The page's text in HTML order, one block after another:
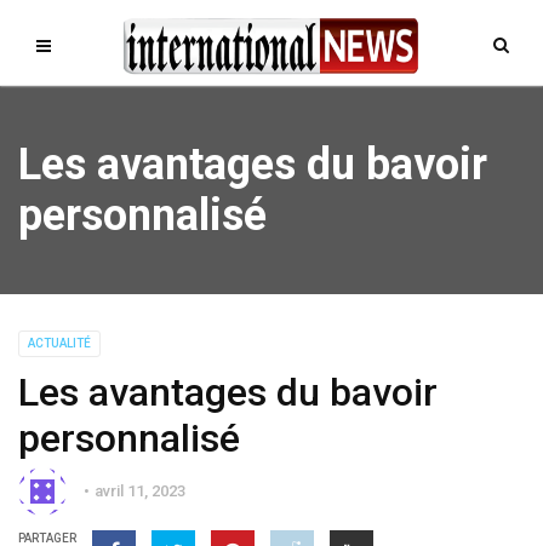
Les avantages du bavoir
personnalisé
ACTUALITÉ
Les avantages du bavoir
personnalisé
avril 11, 2023
PARTAGER